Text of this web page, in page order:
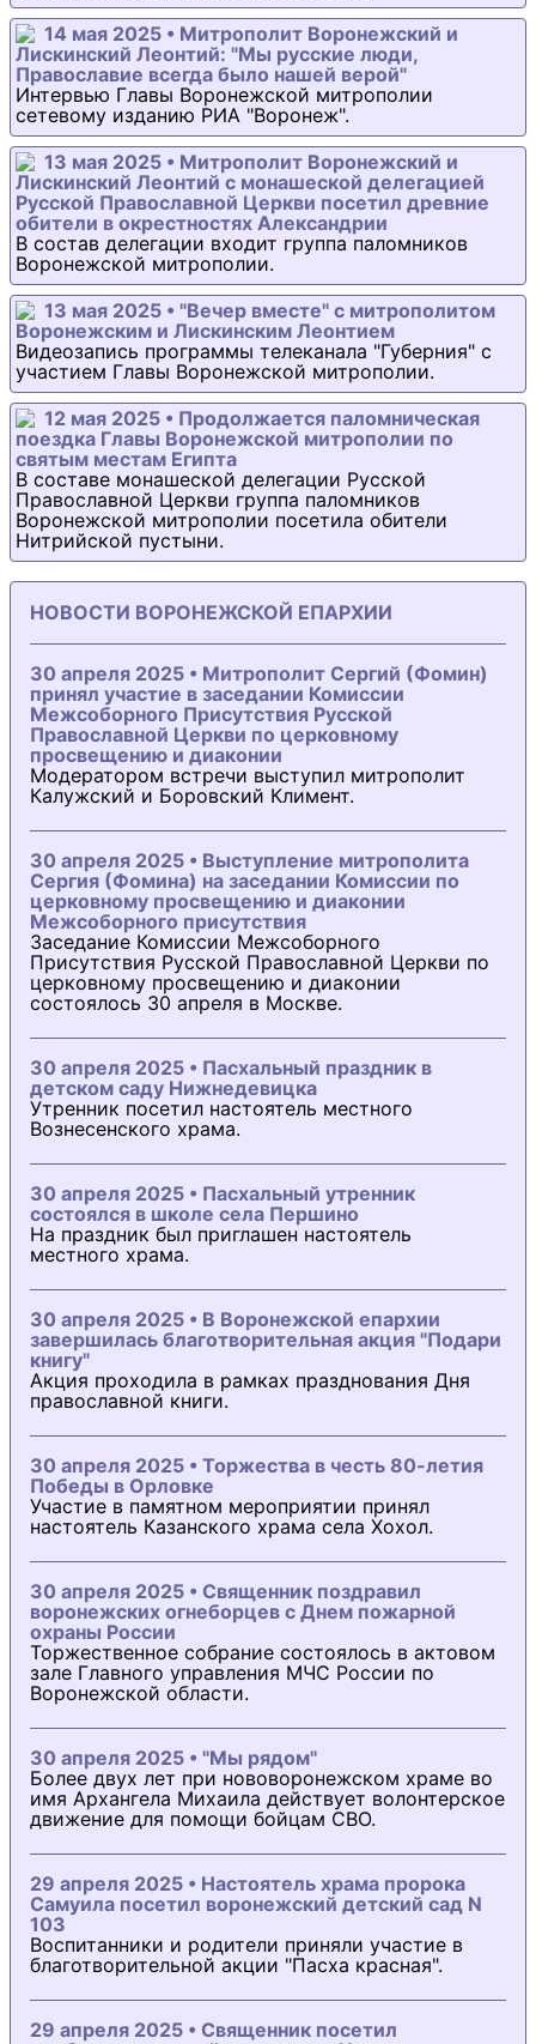
14 мая 2025 • Митрополит Воронежский и
Лискинский Леонтий: "Мы русские люди,
Православие всегда было нашей верой"
Интервью Главы Воронежской митрополии
сетевому изданию РИА "Воронеж".
13 мая 2025 • Митрополит Воронежский и
Лискинский Леонтий с монашеской делегацией
Русской Православной Церкви посетил древние
обители в окрестностях Александрии
В состав делегации входит группа паломников
Воронежской митрополии.
13 мая 2025 • "Вечер вместе" с митрополитом
Воронежским и Лискинским Леонтием
Видеозапись программы телеканала "Губерния" с
участием Главы Воронежской митрополии.
12 мая 2025 • Продолжается паломническая
поездка Главы Воронежской митрополии по
святым местам Египта
В составе монашеской делегации Русской
Православной Церкви группа паломников
Воронежской митрополии посетила обители
Нитрийской пустыни.
НОВОСТИ ВОРОНЕЖСКОЙ ЕПАРХИИ
30 апреля 2025 • Митрополит Сергий (Фомин)
принял участие в заседании Комиссии
Межсоборного Присутствия Русской
Православной Церкви по церковному
просвещению и диаконии
Модератором встречи выступил митрополит
Калужский и Боровский Климент.
30 апреля 2025 • Выступление митрополита
Сергия (Фомина) на заседании Комиссии по
церковному просвещению и диаконии
Межсоборного присутствия
Заседание Комиссии Межсоборного
Присутствия Русской Православной Церкви по
церковному просвещению и диаконии
состоялось 30 апреля в Москве.
30 апреля 2025 • Пасхальный праздник в
детском саду Нижнедевицка
Утренник посетил настоятель местного
Вознесенского храма.
30 апреля 2025 • Пасхальный утренник
состоялся в школе села Першино
На праздник был приглашен настоятель
местного храма.
30 апреля 2025 • В Воронежской епархии
завершилась благотворительная акция "Подари
книгу"
Акция проходила в рамках празднования Дня
православной книги.
30 апреля 2025 • Торжества в честь 80-летия
Победы в Орловке
Участие в памятном мероприятии принял
настоятель Казанского храма села Хохол.
30 апреля 2025 • Священник поздравил
воронежских огнеборцев с Днем пожарной
охраны России
Торжественное собрание состоялось в актовом
зале Главного управления МЧС России по
Воронежской области.
30 апреля 2025 • "Мы рядом"
Более двух лет при нововоронежском храме во
имя Архангела Михаила действует волонтерское
движение для помощи бойцам СВО.
29 апреля 2025 • Настоятель храма пророка
Самуила посетил воронежский детский сад N
103
Воспитанники и родители приняли участие в
благотворительной акции "Пасха красная".
29 апреля 2025 • Священник посетил